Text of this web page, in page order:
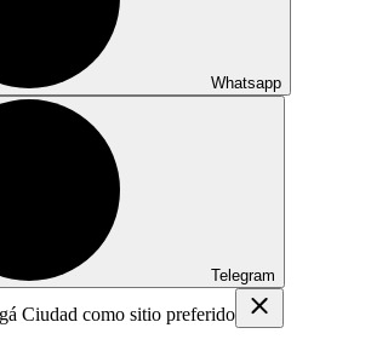
Whatsapp
Telegram
Ciudad como sitio preferido